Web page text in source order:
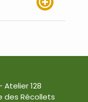
Atelier 128
des Récollets